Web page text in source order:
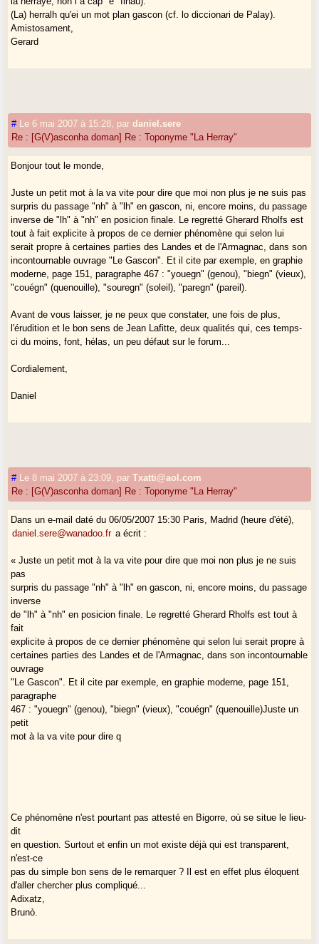
(La) herralh qu'ei un mot plan gascon (cf. lo diccionari de Palay).
Amistosament,
Gerard
# Le 6 mai 2007 à 15:28 pardaniel.sere
Re : [G(V)asconha doman] Re : Toponyme "La Herray"
Bonjour tout le monde,
Juste un petit mot à la va vite pour dire que moi non plus je ne suis pas
surpris du passage "nh" à "lh" en gascon, ni, encore moins, du passage
inverse de "lh" à "nh" en posicion finale. Le regretté Gherard Rholfs est
tout à fait explicite à propos de ce dernier phénomène qui selon lui
serait propre à certaines parties des Landes et de l'Armagnac, dans son
incontournable ouvrage "Le Gascon". Et il cite par exemple, en graphie
moderne, page 151, paragraphe 467 : "youegn" (genou), "biegn" (vieux),
"couégn" (quenouille), "souregn" (soleil), "paregn" (pareil).
Avant de vous laisser, je ne peux que constater, une fois de plus,
l'érudition et le bon sens de Jean Lafitte, deux qualités qui, ces temps-
ci du moins, font, hélas, un peu défaut sur le forum...
Cordialement,
Daniel
# Le 8 mai 2007 à 23:09 parTxatti@aol.com
Re : [G(V)asconha doman] Re : Toponyme "La Herray"
Dans un e-mail daté du 06/05/2007 15:30 Paris, Madrid (heure d'été),
daniel.sere@wanadoo.fr a écrit :
« Juste un petit mot à la va vite pour dire que moi non plus je ne suis
pas
surpris du passage "nh" à "lh" en gascon, ni, encore moins, du passage
inverse
de "lh" à "nh" en posicion finale. Le regretté Gherard Rholfs est tout à
fait
explicite à propos de ce dernier phénomène qui selon lui serait propre à
certaines parties des Landes et de l'Armagnac, dans son incontournable
ouvrage
"Le Gascon". Et il cite par exemple, en graphie moderne, page 151,
paragraphe
467 : "youegn" (genou), "biegn" (vieux), "couégn" (quenouille)Juste un
petit
mot à la va vite pour dire q
Ce phénomène n'est pourtant pas attesté en Bigorre, où se situe le lieu-
dit
en question. Surtout et enfin un mot existe déjà qui est transparent,
n'est-ce
pas du simple bon sens de le remarquer ? Il est en effet plus éloquent
d'aller chercher plus compliqué...
Adixatz,
Brunò.